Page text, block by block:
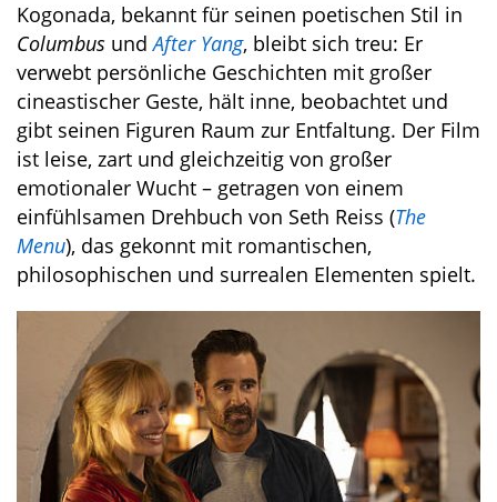
Kogonada, bekannt für seinen poetischen Stil in
Columbus undAfter Yang, bleibt sich treu: Er
verwebt persönliche Geschichten mit großer
cineastischer Geste, hält inne, beobachtet und
gibt seinen Figuren Raum zur Entfaltung. Der Film
ist leise, zart und gleichzeitig von großer
emotionaler Wucht – getragen von einem
einfühlsamen Drehbuch von Seth Reiss (The
Menu), das gekonnt mit romantischen,
philosophischen und surrealen Elementen spielt.